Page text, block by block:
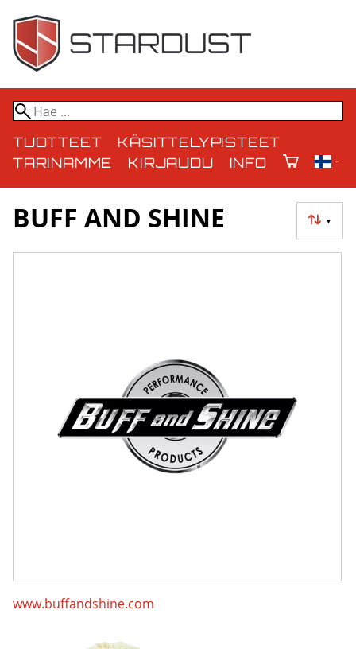
TUOTTEET
KÄSITTELYPISTEET
TARINAMME
KIRJAUDU INFO
▼
BUFF AND SHINE
www.buffandshine.com